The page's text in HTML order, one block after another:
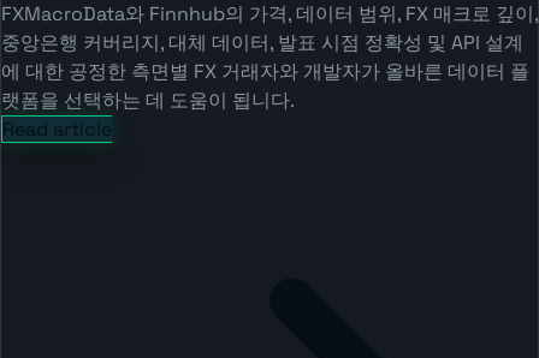
FXMacroData와 Finnhub의 가격, 데이터 범위, FX 매크로 깊이,
중앙은행 커버리지, 대체 데이터, 발표 시점 정확성 및 API 설계
에 대한 공정한 측면별 FX 거래자와 개발자가 올바른 데이터 플
랫폼을 선택하는 데 도움이 됩니다.
Read article